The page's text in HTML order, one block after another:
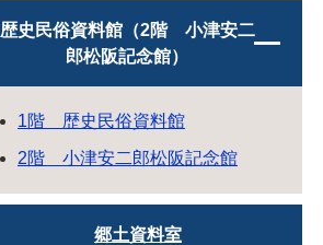
歴史民俗資料館（2階 小津安二
郎松阪記念館）
1階 歴史民俗資料館
2階 小津安二郎松阪記念館
郷土資料室